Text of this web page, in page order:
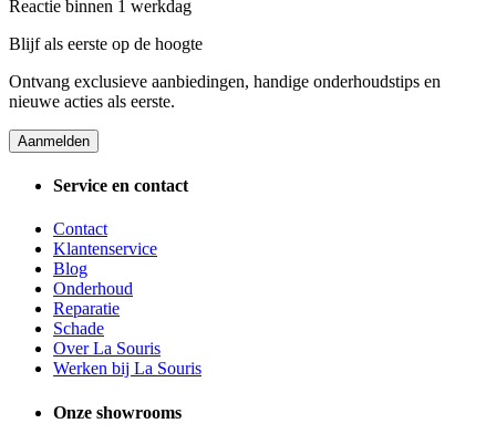
Reactie binnen 1 werkdag
Blijf als eerste op de hoogte
Ontvang exclusieve aanbiedingen, handige onderhoudstips en
nieuwe acties als eerste.
Aanmelden
Service en contact
Contact
Klantenservice
Blog
Onderhoud
Reparatie
Schade
Over La Souris
Werken bij La Souris
Onze showrooms